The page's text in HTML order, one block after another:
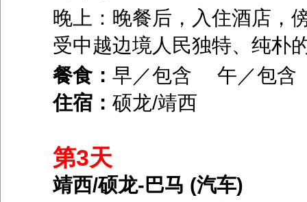
晚上：晚餐后，入住酒店，
受中越边境人民独特、纯朴
餐食： 早／包含 午／包
住宿： 硕龙/靖西
第3天
靖西/硕龙-巴马 (汽车)